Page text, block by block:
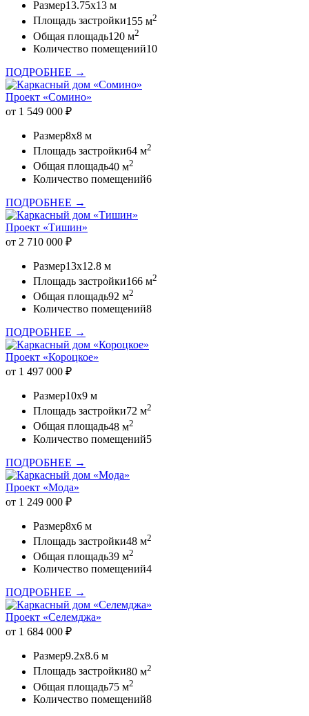
Размер13.75x13 м
Площадь застройки155 м2
Общая площадь120 м2
Количество помещений10
ПОДРОБНЕЕ →
Проект «Сомино»
от 1 549 000 ₽
Размер8x8 м
Площадь застройки64 м2
Общая площадь40 м2
Количество помещений6
ПОДРОБНЕЕ →
Проект «Тишин»
от 2 710 000 ₽
Размер13x12.8 м
Площадь застройки166 м2
Общая площадь92 м2
Количество помещений8
ПОДРОБНЕЕ →
Проект «Короцкое»
от 1 497 000 ₽
Размер10x9 м
Площадь застройки72 м2
Общая площадь48 м2
Количество помещений5
ПОДРОБНЕЕ →
Проект «Мода»
от 1 249 000 ₽
Размер8x6 м
Площадь застройки48 м2
Общая площадь39 м2
Количество помещений4
ПОДРОБНЕЕ →
Проект «Селемджа»
от 1 684 000 ₽
Размер9.2x8.6 м
Площадь застройки80 м2
Общая площадь75 м2
Количество помещений8